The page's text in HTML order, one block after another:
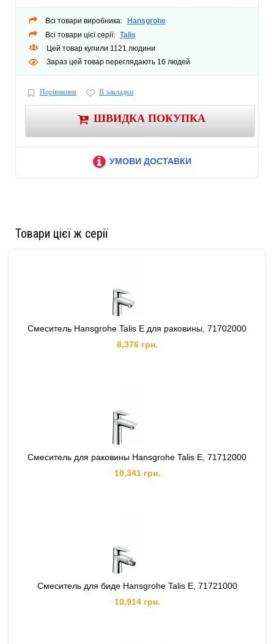
Всі товари виробника:
Hansgrohe
Всі товари цієї серії: Talis
Цей товар купили 1121 людини
Зараз цей товар переглядають 16 людей
Порівняння В закладки
ШВИДКА ПОКУПКА
УМОВИ ДОСТАВКИ
Товари цієї ж серії
Смеситель Hansgrohe Talis E для раковины, 71702000
8,376 грн.
Смеситель для раковины Hansgrohe Talis E, 71712000
10,341 грн.
Смеситель для биде Hansgrohe Talis E, 71721000
10,914 грн.